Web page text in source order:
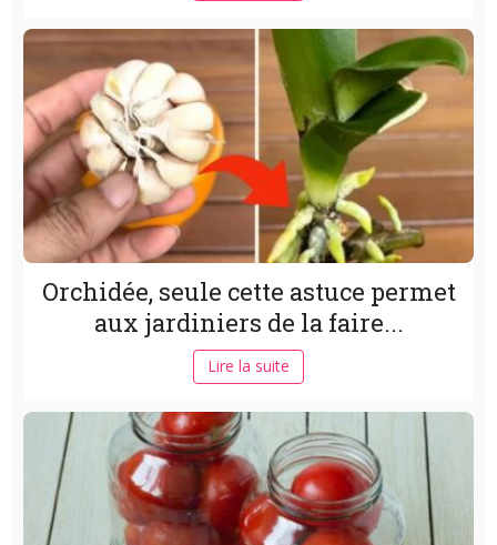
Orchidée, seule cette astuce permet
aux jardiniers de la faire...
Lire la suite